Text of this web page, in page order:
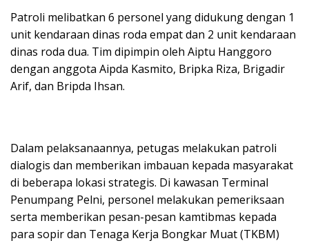
Patroli melibatkan 6 personel yang didukung dengan 1
unit kendaraan dinas roda empat dan 2 unit kendaraan
dinas roda dua. Tim dipimpin oleh Aiptu Hanggoro
dengan anggota Aipda Kasmito, Bripka Riza, Brigadir
Arif, dan Bripda Ihsan.
Dalam pelaksanaannya, petugas melakukan patroli
dialogis dan memberikan imbauan kepada masyarakat
di beberapa lokasi strategis. Di kawasan Terminal
Penumpang Pelni, personel melakukan pemeriksaan
serta memberikan pesan-pesan kamtibmas kepada
para sopir dan Tenaga Kerja Bongkar Muat (TKBM)